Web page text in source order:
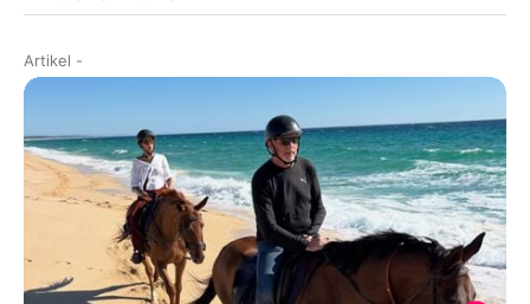
Artikel -